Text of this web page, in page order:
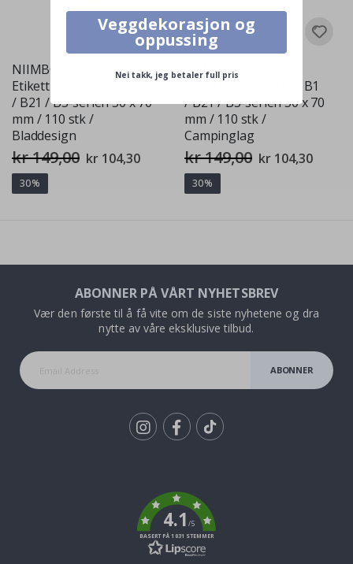
NIIMBOT
Etikettklistremerker B1
/ B21 / B3-serien 50 x 70
mm / 110 stk /
Bladdesign
kr 149,00 Spesialpris
kr 104,30
30%
NIIMBOT
Etikettklistremerker B1
/ B21 / B3-serien 50 x 70
mm / 110 stk /
Campinglag
kr 149,00 Spesialpris
kr 104,30
30%
ABONNER PÅ VÅRT NYHETSBREV
Vær den første til å få vite om de siste nyhetene og dra
nytte av våre eksklusive tilbud.
ABONNER
4.1/5
BASERT PÅ 1031 STEMMER
Veggdekorasjon og
oppussing
Nei takk, jeg betaler full pris